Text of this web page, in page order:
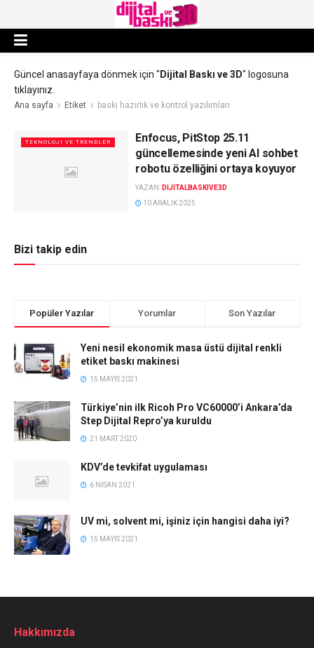
Güncel anasayfaya dönmek için " Dijital Baskı ve 3D" logosuna
tıklayınız.
Ana sayfa Etiket baskı hazırlık ve kontrol yazılımları
TEKNOLOJI VE TRENDLER
Enfocus, PitStop 25.11
güncellemesinde yeni AI sohbet
robotu özelliğini ortaya koyuyor
YAZAN: DIJITALBASKIVE3D
10 ARALIK 2025
Bizi takip edin
Popüler Yazılar Yorumlar Son Yazılar
Yeni nesil ekonomik masa üstü dijital renkli
etiket baskı makinesi
15 MAYIS 2021
Türkiye’nin ilk Ricoh Pro VC60000’i Ankara’da
Step Dijital Repro’ya kuruldu
21 MART 2020
KDV’de tevkifat uygulaması
6 NISAN 2021
UV mi, solvent mi, işiniz için hangisi daha iyi?
15 MAYIS 2021
Hakkımızda